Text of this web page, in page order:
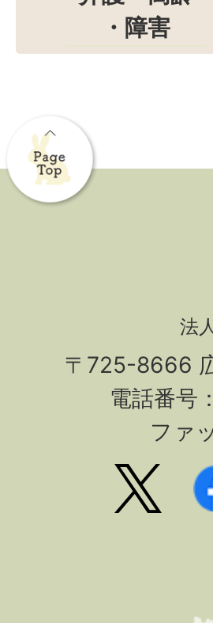
・障害
法
〒725-8666
電話番号
ファ